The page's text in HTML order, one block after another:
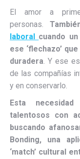
El amor a
personas.
laboral cuando
ese ‘flechazo’
duradera. Y ese
de las compañías
y en conservarlo.
Esta
talentosos con
buscando
Bonding, una
‘match’ cultural